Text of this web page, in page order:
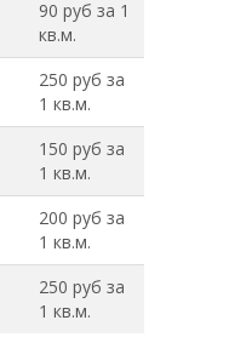
90 руб за 1
кв.м.
250 руб за
1 кв.м.
150 руб за
1 кв.м.
200 руб за
1 кв.м.
250 руб за
1 кв.м.